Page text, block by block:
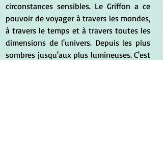
circonstances sensibles. Le Griffon a ce
pouvoir de voyager à travers les mondes,
à travers le temps et à travers toutes les
dimensions de l'univers. Depuis les plus
sombres jusqu'aux plus lumineuses. C'est